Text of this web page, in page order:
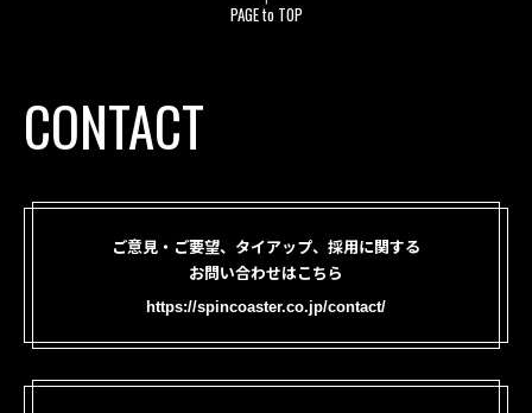
PAGE to TOP
CONTACT
ご意見・ご要望、タイアップ、採用に関する
お問い合わせはこちら
https://spincoaster.co.jp/contact/